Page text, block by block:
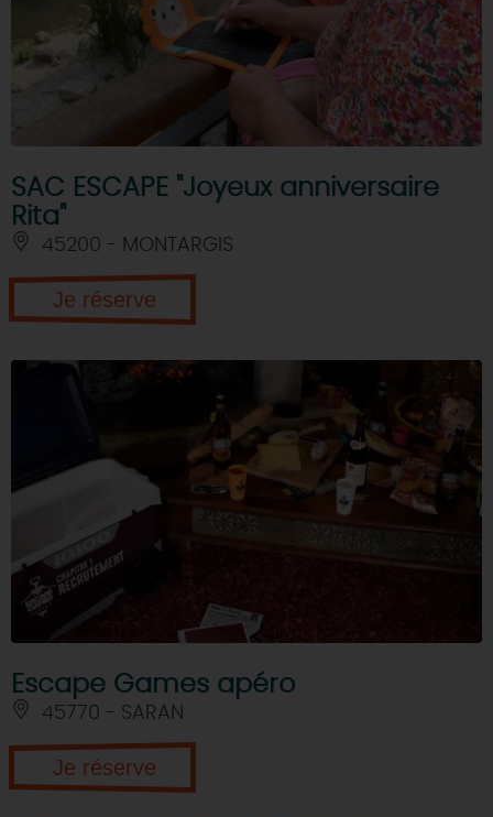
SAC ESCAPE "Joyeux anniversaire
Rita"
45200 - MONTARGIS
Je réserve
Escape Games apéro
45770 - SARAN
Je réserve